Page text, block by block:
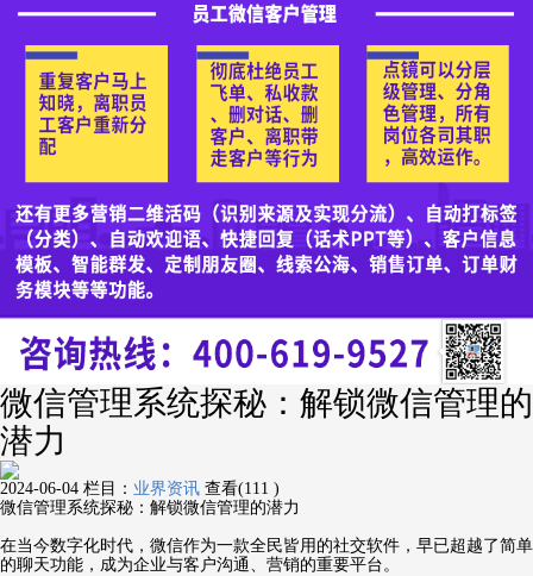
微信管理系统探秘：解锁微信管理的
潜力
2024-06-04 栏目： 业界资讯 查看(111 )
微信管理系统探秘：解锁微信管理的潜力
在当今数字化时代，微信作为一款全民皆用的社交软件，早已超越了简单
的聊天功能，成为企业与客户沟通、营销的重要平台。